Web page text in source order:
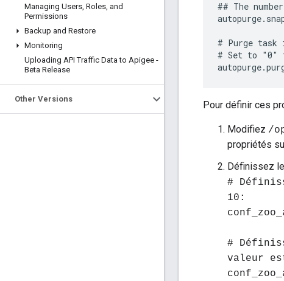
Managing Users, Roles, and
Permissions
Backup and Restore
Monitoring
Uploading API Traffic Data to Apigee -
Beta Release
Other Versions
## The
# Purge
# Set to "0"
Pour définir ces
Modifiez /
propriétés
Définissez
#
10:
#
valeur